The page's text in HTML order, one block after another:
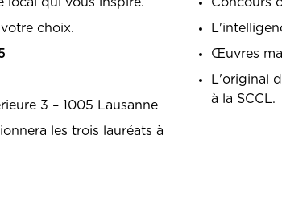
choix.
3 – 1005 Lausanne
les trois lauréats à
Œuvres
L'original
à la SCCL.